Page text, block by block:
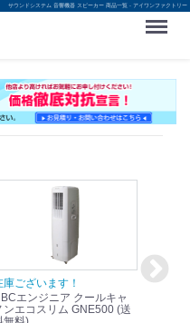
サウンドシステム 音響機器 スピーカー 商品一覧 - アイワンファクトリー
Menu
庫ございます！
エンジニア クールキャ
ンエコスリム GNE500 (送
即納可